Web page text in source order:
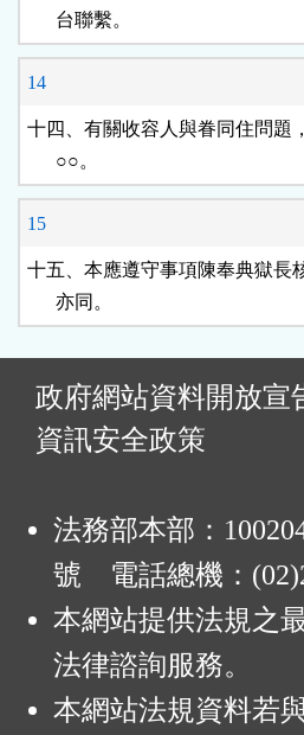
      台聯繫。
14
十四、有關收容人與眷同住問題
      ○○。
15
十五、本應遵守事項陳奉典獄長
      亦同。
政府網站資料開放宣
資訊安全政策
法務部本部：
號 電話總機：
本網站提供法規之
法律諮詢服務。
本網站法規資料若